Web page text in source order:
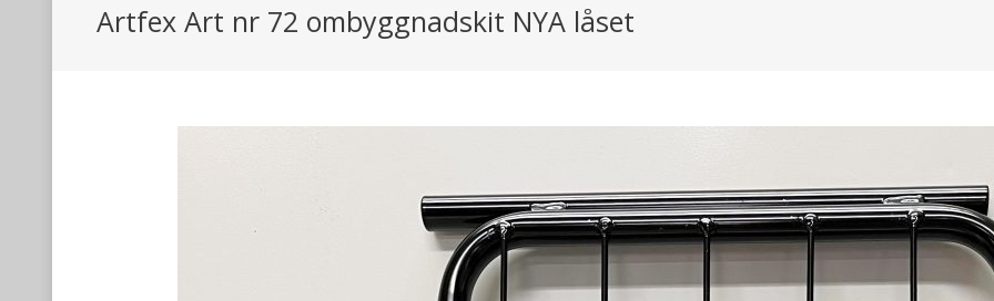
Artfex Art nr 72 ombyggnadskit NYA låset